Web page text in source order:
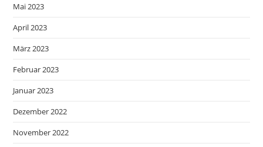
Mai 2023
April 2023
März 2023
Februar 2023
Januar 2023
Dezember 2022
November 2022